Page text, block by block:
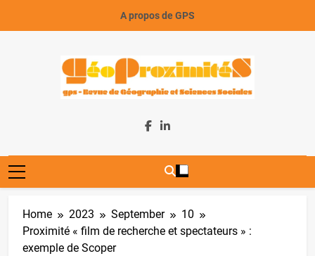
A propos de GPS
GeoProximiteS
Home 2023 September
10
Proximité « film de recherche et spectateurs » :
exemple de Scoper